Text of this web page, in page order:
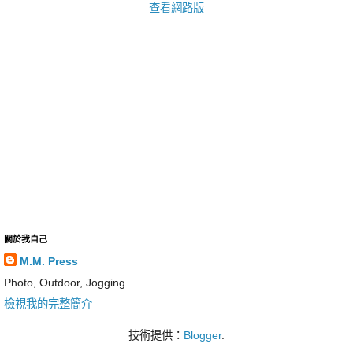
查看網路版
關於我自己
M.M. Press
Photo, Outdoor, Jogging
檢視我的完整簡介
技術提供： Blogger.